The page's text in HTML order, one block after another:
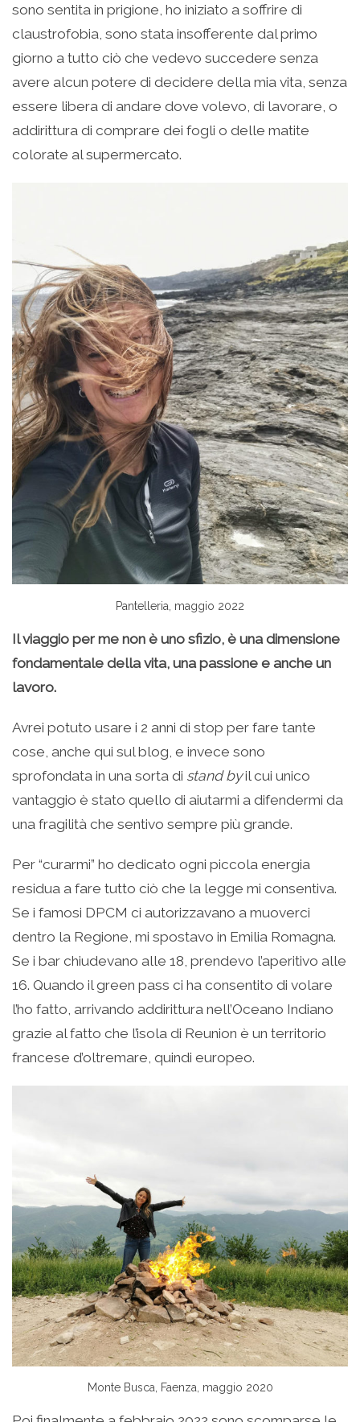
sono sentita in prigione, ho iniziato a soffrire di
claustrofobia, sono stata insofferente dal primo
giorno a tutto ciò che vedevo succedere senza
avere alcun potere di decidere della mia vita, senza
essere libera di andare dove volevo, di lavorare, o
addirittura di comprare dei fogli o delle matite
colorate al supermercato.
Pantelleria, maggio 2022
Il viaggio per me non è uno sfizio, è una dimensione
fondamentale della vita, una passione e anche un
lavoro.
Avrei potuto usare i 2 anni di stop per fare tante
cose, anche qui sul blog, e invece sono
sprofondata in una sorta di stand byil cui unico
vantaggio è stato quello di aiutarmi a difendermi da
una fragilità che sentivo sempre più grande.
Per “curarmi” ho dedicato ogni piccola energia
residua a fare tutto ciò che la legge mi consentiva.
Se i famosi DPCM ci autorizzavano a muoverci
dentro la Regione, mi spostavo in Emilia Romagna.
Se i bar chiudevano alle 18, prendevo l’aperitivo alle
16. Quando il green pass ci ha consentito di volare
l’ho fatto, arrivando addirittura nell’Oceano Indiano
grazie al fatto che l’isola di Reunion è un territorio
francese d’oltremare, quindi europeo.
Monte Busca, Faenza, maggio 2020